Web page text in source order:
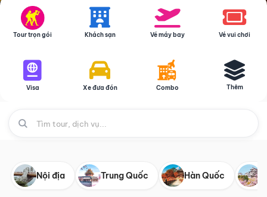
Tour trọn gói Khách sạn Vé máy bay Vé vui chơi
Visa Xe đưa đón Combo Thêm
Nội địa Trung Quốc Hàn Quốc